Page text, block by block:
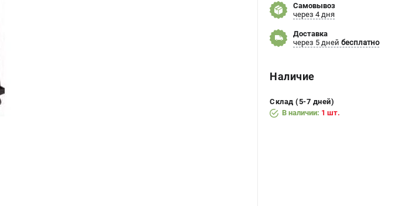
Самовывоз
через 4 дня
Доставка
через 5 дней бесплатно
Наличие
Склад (5-7 дней)
В наличии: 1 шт.